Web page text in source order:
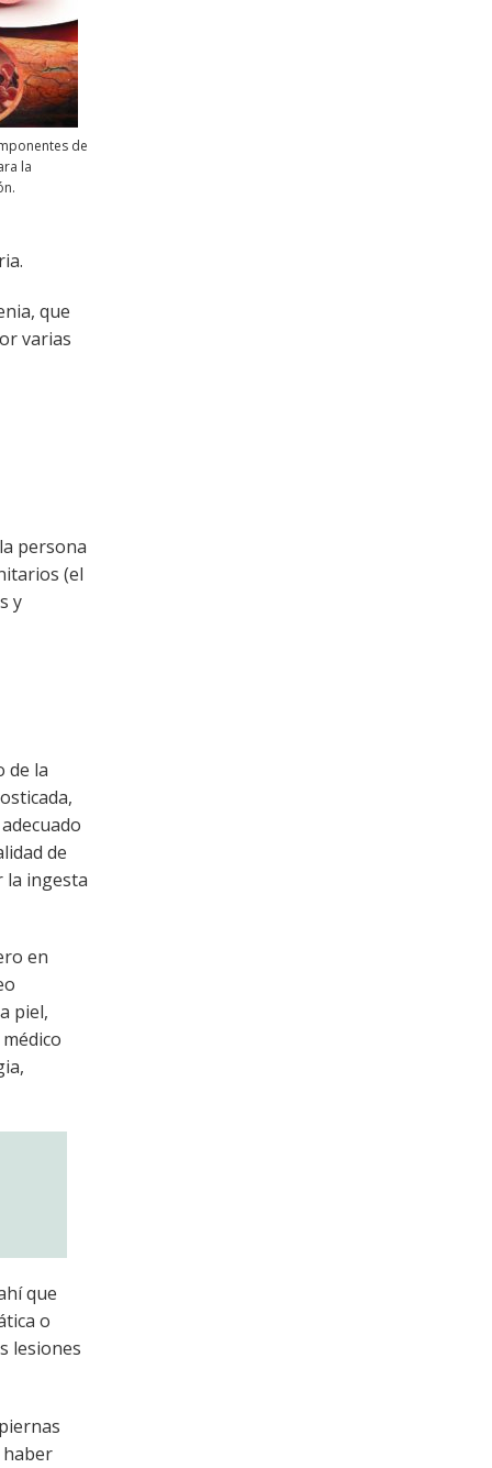
de
la
que
varias
persona
(el
y
de la
de
la ingesta
en
piel,
que
o
lesiones
haber